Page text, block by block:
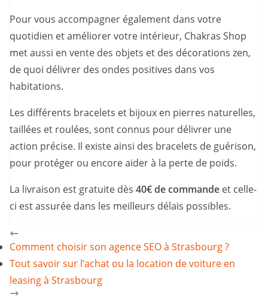
Pour vous accompagner également dans votre
quotidien et améliorer votre intérieur, Chakras Shop
met aussi en vente des objets et des décorations zen,
de quoi délivrer des ondes positives dans vos
habitations.
Les différents bracelets et bijoux en pierres naturelles,
taillées et roulées, sont connus pour délivrer une
action précise. Il existe ainsi des bracelets de guérison,
pour protéger ou encore aider à la perte de poids.
La livraison est gratuite dès 40€ de commande et celle-
ci est assurée dans les meilleurs délais possibles.
Comment choisir son agence SEO à Strasbourg ?
Tout savoir sur l’achat ou la location de voiture en
leasing à Strasbourg